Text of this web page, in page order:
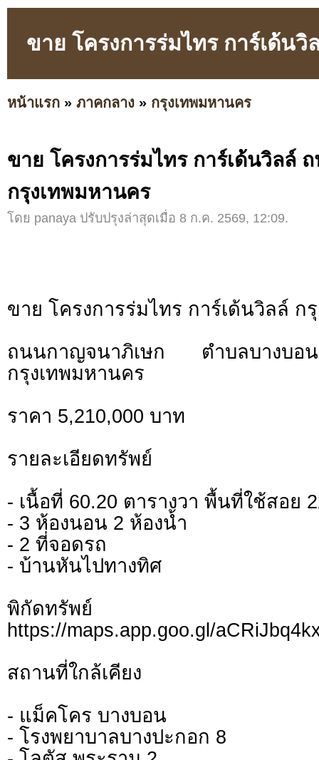
ขาย โครงการร่มไทร การ์เด้น
หน้าแรก » ภาคกลาง » กรุงเทพมหานคร
ขาย โครงการร่มไทร การ์เด้นวิลล์
กรุงเทพมหานคร
โดย panaya ปรับปรุงล่าสุดเมื่อ 8 ก.ค. 2569, 12:09.
ขาย โครงการร่มไทร การ์เด้นวิลล์ ก
ถนนกาญจนาภิเษก ตำบลบางบอ
กรุงเทพมหานคร
ราคา 5,210,000 บาท
รายละเอียดทรัพย์
- เนื้อที่ 60.20 ตารางวา พื้นที่ใช้สอย
- 3 ห้องนอน 2 ห้องน้ำ
- 2 ที่จอดรถ
- บ้านหันไปทางทิศ
พิกัดทรั
https://maps.app.goo.gl/
สถานที่ใกล้เคียง
- แม็คโคร บางบอน
- โรงพยาบาลบางปะกอก 8